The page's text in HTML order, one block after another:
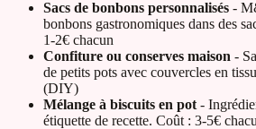
Sacs de bonbons personnalisés -
bonbons gastronomiques dans des
1-2€ chacun
Confiture ou conserves maison -
de petits pots avec couvercles en
(DIY)
Mélange à biscuits en pot -
étiquette de recette. Coût : 3-5€